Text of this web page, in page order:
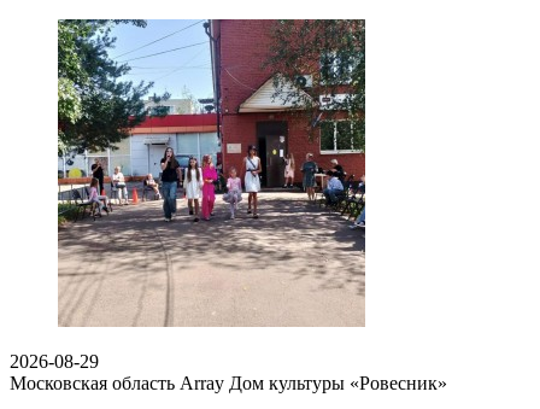
2026-08-29
Московская область Array Дом культуры «Ровесник»